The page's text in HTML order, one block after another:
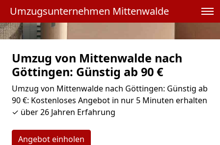
Umzugsunternehmen Mittenwalde
Umzug von Mittenwalde nach
Göttingen: Günstig ab 90 €
Umzug von Mittenwalde nach Göttingen: Günstig ab
90 €: Kostenloses Angebot in nur 5 Minuten erhalten
✓ über 26 Jahren Erfahrung
Angebot einholen